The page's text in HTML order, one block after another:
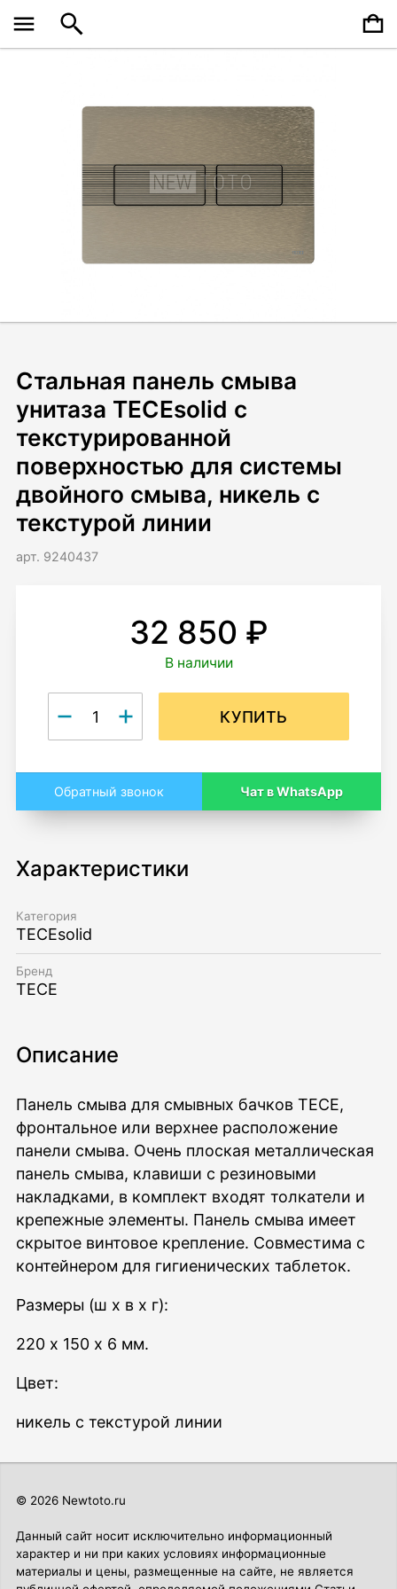
Стальная панель смыва
унитаза TECEsolid с
текстурированной
поверхностью для системы
двойного смыва, никель с
текстурой линии
арт. 9240437
32 850 ₽
В наличии
КУПИТЬ
Обратный звонок Чат в WhatsApp
Описание
Панель смыва для смывных бачков TECE,
фронтальное или верхнее расположение
панели смыва. Очень плоская металлическая
панель смыва, клавиши с резиновыми
накладками, в комплект входят толкатели и
крепежные элементы. Панель смыва имеет
скрытое винтовое крепление. Совместима с
контейнером для гигиенических таблеток.
Размеры (ш x в x г):
220 x 150 x 6 мм.
Цвет:
никель с текстурой линии
Характеристики
Категория
TECEsolid
Бренд
TECE
© 2026 Newtoto.ru
Данный сайт носит исключительно информационный
характер и ни при каких условиях информационные
материалы и цены, размещенные на сайте, не является